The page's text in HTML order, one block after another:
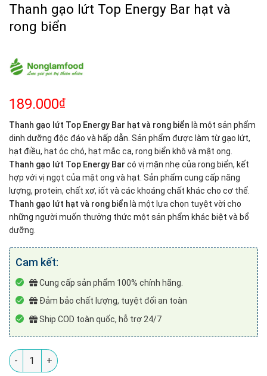
Thanh gạo lứt Top Energy Bar hạt và
rong biển
189.000₫
Thanh gạo lứt Top Energy Bar hạt và rong biển là một sản phẩm
dinh dưỡng độc đáo và hấp dẫn. Sản phẩm được làm từ gạo lứt,
hạt điều, hạt óc chó, hạt mắc ca, rong biển khô và mật ong.
Thanh gạo lứt Top Energy Bar có vị mặn nhẹ của rong biển, kết
hợp với vị ngọt của mật ong và hạt. Sản phẩm cung cấp năng
lượng, protein, chất xơ, iốt và các khoáng chất khác cho cơ thể.
Thanh gạo lứt hạt và rong biển là một lựa chọn tuyệt vời cho
những người muốn thưởng thức một sản phẩm khác biệt và bổ
dưỡng.
Cam kết:
Cung cấp sản phẩm 100% chính hãng.
Đảm bảo chất lượng, tuyệt đối an toàn
Ship COD toàn quốc, hỗ trợ 24/7
Thanh gạo lứt Top Energy Bar hạt và rong biển số lượng